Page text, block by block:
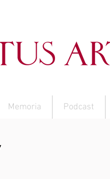
Memoria Podcast